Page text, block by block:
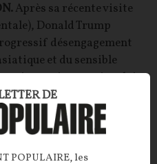
Après sa récente visite
Donald Trump
désengagement
et du sensible
qui pourrait valoir
croient encore que
européennes…
DE
POPULAIRE, les